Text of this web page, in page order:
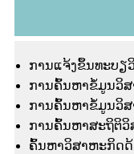
ການແຈ້ງຂຶ້ນທະບຽ
ການຄົ້ນຫາຂໍ້ມູນວິ
ການຄົ້ນຫາຂໍ້ມູນວິສ
ການຄົ້ນຫາສະຖິຕິວິ
ຄົ້ນຫາວິສາຫະກິດ